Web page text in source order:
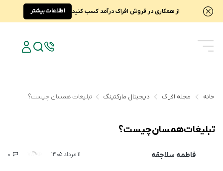
از همکاری در فروش افراک درآمد کسب کنید اطلاعات بیشتر
خانه مجله افراک دیجیتال مارکتینگ تبلیغات همسان چیست؟
تبلیغات همسان چیست؟
فاطمه سلاجقه 11 مرداد 1405 78